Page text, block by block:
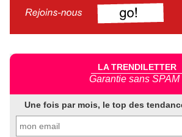
LA TRENDILETTER
Garantie sans SPAM
Une fois par mois, le top des